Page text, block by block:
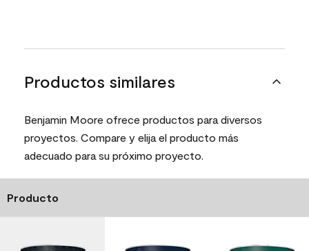
Productos similares
Benjamin Moore ofrece productos para diversos
proyectos. Compare y elija el producto más
adecuado para su próximo proyecto.
Producto